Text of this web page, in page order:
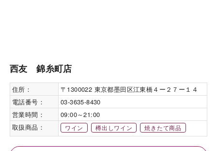
西友 錦糸町店
住所：
〒1300022 東京都墨田区江東橋４ー２７ー１４
電話番号：
03-3635-8430
営業時間：
09:00～21:00
取扱商品：
ワイン 樽出しワイン 焼きたて商品